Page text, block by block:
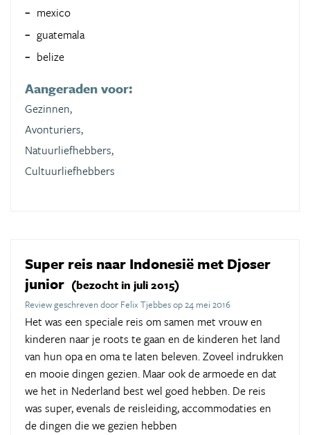
mexico
guatemala
belize
Aangeraden voor:
Gezinnen,
Avonturiers,
Natuurliefhebbers,
Cultuurliefhebbers
Super reis naar Indonesië met Djoser
junior (bezocht in juli 2015)
Review geschreven door Felix Tjebbes op 24 mei 2016
Het was een speciale reis om samen met vrouw en
kinderen naar je roots te gaan en de kinderen het land
van hun opa en oma te laten beleven. Zoveel indrukken
en mooie dingen gezien. Maar ook de armoede en dat
we het in Nederland best wel goed hebben. De reis
was super, evenals de reisleiding, accommodaties en
de dingen die we gezien hebben